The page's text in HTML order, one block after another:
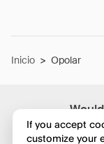
Inicio > Opolar
If you accept
customize your